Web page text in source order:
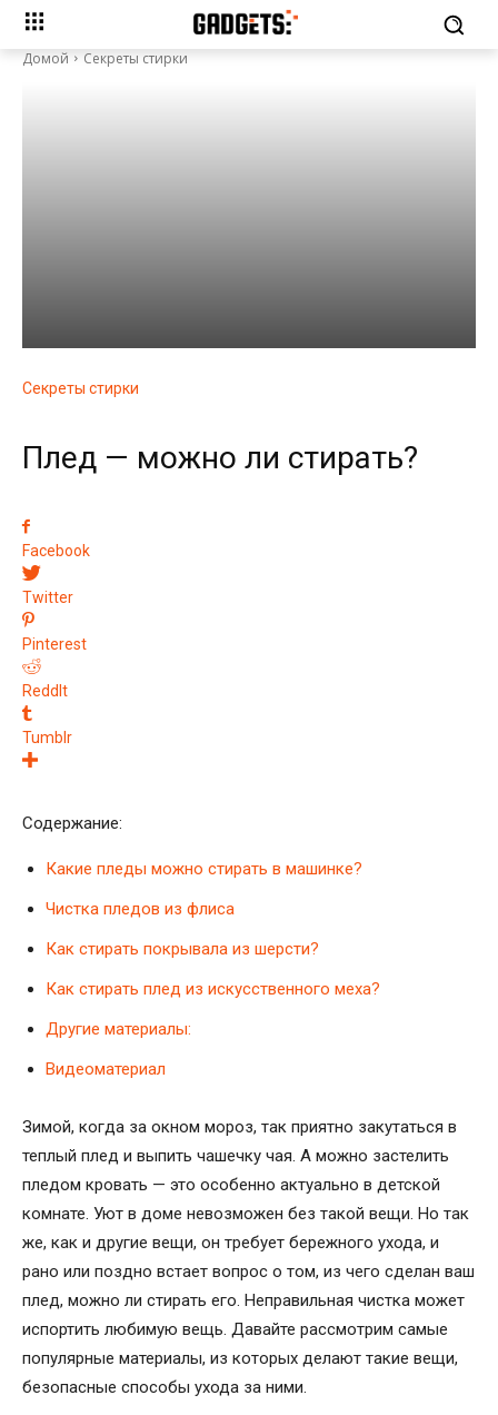
Домой Секреты стирки
Секреты стирки
Плед — можно ли стирать?
Facebook
Twitter
Pinterest
ReddIt
Tumblr
Содержание:
Какие пледы можно стирать в машинке?
Чистка пледов из флиса
Как стирать покрывала из шерсти?
Как стирать плед из искусственного меха?
Другие материалы:
Видеоматериал
Зимой, когда за окном мороз, так приятно закутаться в
теплый плед и выпить чашечку чая. А можно застелить
пледом кровать — это особенно актуально в детской
комнате. Уют в доме невозможен без такой вещи. Но так
же, как и другие вещи, он требует бережного ухода, и
рано или поздно встает вопрос о том, из чего сделан ваш
плед, можно ли стирать его. Неправильная чистка может
испортить любимую вещь. Давайте рассмотрим самые
популярные материалы, из которых делают такие вещи,
безопасные способы ухода за ними.